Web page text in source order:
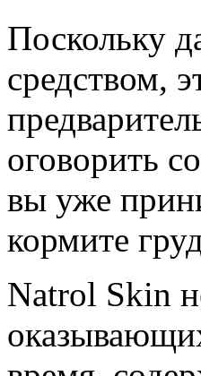
Поскольку
средством,
оговорить
вы уже
кормите
Natrol Skin